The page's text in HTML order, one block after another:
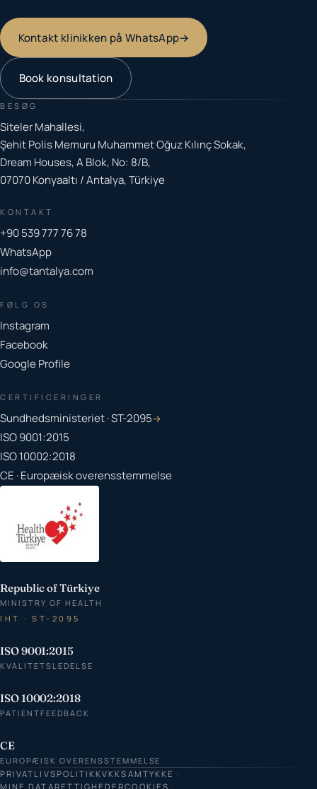
Kontakt klinikken på WhatsApp→
Book konsultation
BESØG
Siteler Mahallesi,
Şehit Polis Memuru Muhammet Oğuz Kılınç Sokak,
Dream Houses, A Blok, No: 8/B,
07070 Konyaaltı / Antalya, Türkiye
KONTAKT
+90 539 777 76 78
WhatsApp
info@tantalya.com
FØLG OS
Instagram
Facebook
Google Profile
CERTIFICERINGER
Sundhedsministeriet · ST-2095→
ISO 9001:2015
ISO 10002:2018
CE · Europæisk overensstemmelse
Republic of Türkiye
MINISTRY OF HEALTH
IHT · ST-2095
ISO 9001:2015
KVALITETSLEDELSE
ISO 10002:2018
PATIENTFEEDBACK
CE
EUROPÆISK OVERENSSTEMMELSE
PRIVATLIVSPOLITIKKVKKSAMTYKKE
MINE DATARETTIGHEDERCOOKIES